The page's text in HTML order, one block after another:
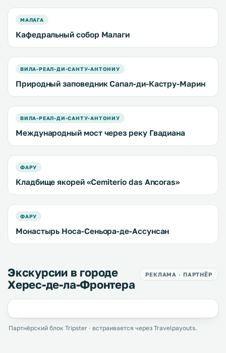
МАЛАГА
Кафедральный собор Малаги
ВИЛА-РЕАЛ-ДИ-САНТУ-АНТОНИУ
Природный заповедник Сапал-ди-Кастру-Марин
ВИЛА-РЕАЛ-ДИ-САНТУ-АНТОНИУ
Международный мост через реку Гвадиана
ФАРУ
Кладбище якорей «Cemiterio das Ancoras»
ФАРУ
Монастырь Носа-Сеньора-де-Ассунсан
Экскурсии в городе
Херес-де-ла-Фронтера
РЕКЛАМА · ПАРТНЁР
Партнёрский блок Tripster · встраивается через Travelpayouts.